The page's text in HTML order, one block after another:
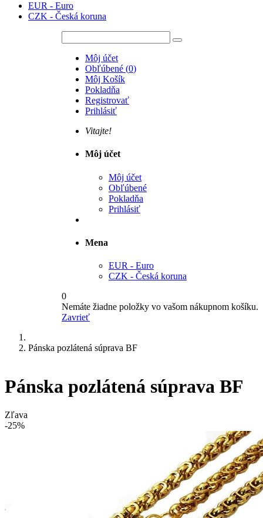
EUR - Euro
CZK - Česká koruna
Môj účet
Obľúbené (0)
Môj Košík
Pokladňa
Registrovať
Prihlásiť
Vitajte!
Môj účet
Môj účet
Obľúbené
Pokladňa
Prihlásiť
Mena
EUR - Euro
CZK - Česká koruna
0
Nemáte žiadne položky vo vašom nákupnom košíku.
Zavrieť
Pánska pozlátená súprava BF
Pánska pozlátená súprava BF
Zľava
-25%